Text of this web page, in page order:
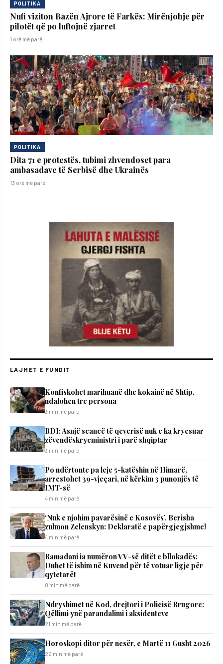
POLITIKA
Nufi viziton Bazën Ajrore të Farkës: Mirënjohje për
pilotët që po luftojnë zjarret
1 orë më parë
POLITIKA
Dita 71 e protestës, tubimi zhvendoset para
ambasadave të Serbisë dhe Ukrainës
13 orë më parë
LAJMET E FUNDIT
Konfiskohet marihuanë dhe kokainë në Shtip,
ndalohen tre persona
3 min më parë
BDI: Asnjë seancë të qeverisë nuk e ka kryesuar
zëvendëskryeministri i parë shqiptar
3 min më parë
Po ndërtonte pa leje 5-katëshin në Himarë,
arrestohet 39-vjeçari, në kërkim 3 punonjës të
IMT-së
4 min më parë
‘Nuk e njohim pavarësinë e Kosovës’, Berisha
zulmon Zelenskyn: Deklaratë e papërgjegjshme!
4 min më parë
Ramadani ia numëron VV-së ditët e bllokadës:
Duhet të ishim në Kuvend për të votuar ligje për
qytetarët
8 min më parë
Ndryshimet në Kod, drejtori i Policisë Rrugore:
Qëllimi ynë parandalimi i aksidenteve
21 min më parë
Horoskopi ditor për nesër, e Martë 11 Gusht 2026
22 min më parë